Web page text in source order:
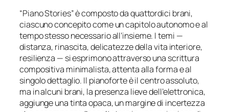
“Piano Stories” è composto da quattordici brani,
ciascuno concepito come un capitolo autonomo e al
tempo stesso necessario all’insieme. I temi —
distanza, rinascita, delicatezze della vita interiore,
resilienza — si esprimono attraverso una scrittura
compositiva minimalista, attenta alla forma e al
singolo dettaglio. Il pianoforte è il centro assoluto,
ma in alcuni brani, la presenza lieve dell’elettronica,
aggiunge una tinta opaca, un margine di incertezza